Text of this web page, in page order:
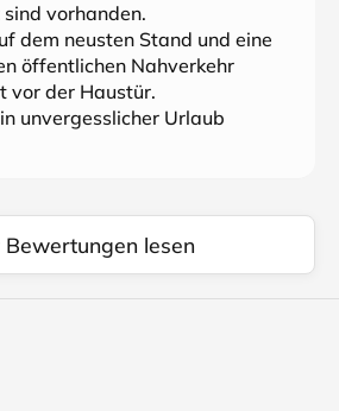
vorhanden.
dem neusten Stand und eine
öffentlichen Nahverkehr
vor der Haustür.
unvergesslicher Urlaub
Bewertungen lesen